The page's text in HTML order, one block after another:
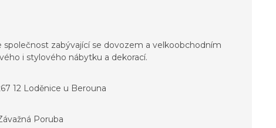
společnost zabývající se dovozem a velkoobchodním
i stylového nábytku a dekorací.
12 Loděnice u Berouna
Poruba